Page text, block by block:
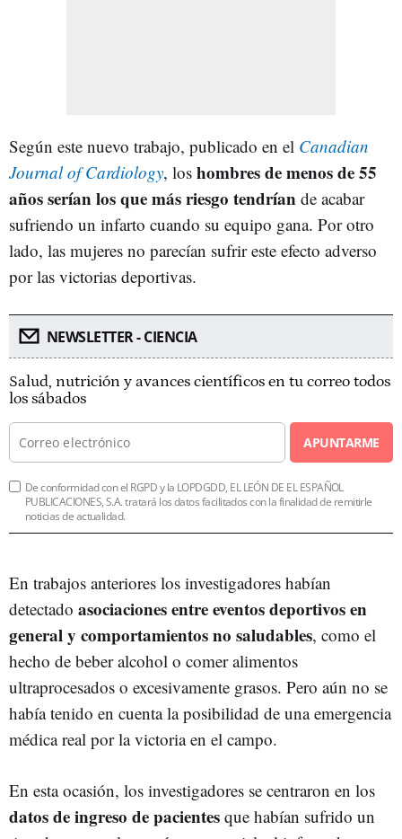
Según este nuevo trabajo, publicado en el Canadian
Journal of Cardiology, los hombres de menos de 55
años serían los que más riesgo tendrían de acabar
sufriendo un infarto cuando su equipo gana. Por otro
lado, las mujeres no parecían sufrir este efecto adverso
por las victorias deportivas.
NEWSLETTER - CIENCIA
Salud, nutrición y avances científicos en tu correo todos
los sábados
APUNTARME
De conformidad con el RGPD y la LOPDGDD, EL LEÓN DE EL ESPAÑOL
PUBLICACIONES, S.A. tratará los datos facilitados con la finalidad de remitirle
noticias de actualidad.
En trabajos anteriores los investigadores habían
detectado asociaciones entre eventos deportivos en
general y comportamientos no saludables, como el
hecho de beber alcohol o comer alimentos
ultraprocesados o excesivamente grasos. Pero aún no se
había tenido en cuenta la posibilidad de una emergencia
médica real por la victoria en el campo.
En esta ocasión, los investigadores se centraron en los
datos de ingreso de pacientes que habían sufrido un